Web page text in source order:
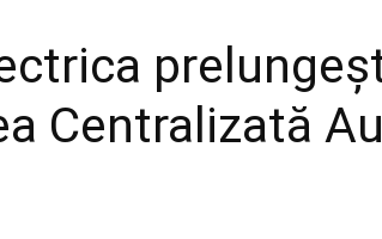
Centralizată